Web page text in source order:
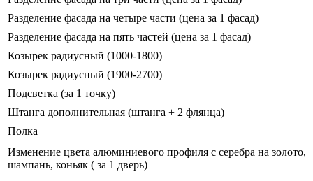
Разделение фасада на четыре части (цена за 1 фасад)
Разделение фасада на пять частей (цена за 1 фасад)
Козырек радиусный (1000-1800)
Козырек радиусный (1900-2700)
Подсветка (за 1 точку)
Штанга дополнительная (штанга + 2 флянца)
Полка
Изменение цвета алюминиевого профиля с серебра на золото,
шампань, коньяк ( за 1 дверь)